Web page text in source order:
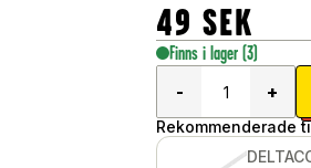
49 SEK
Finns i lager (3)
-
+
Rekommenderade